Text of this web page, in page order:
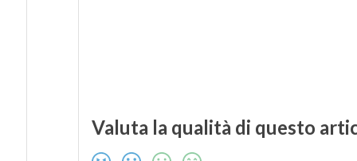
Valuta la qualità di questo